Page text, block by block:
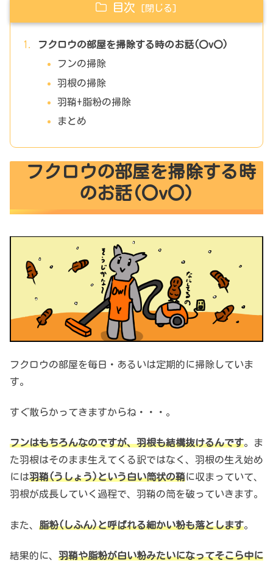
目次
フクロウの部屋を掃除する時のお話(〇v〇)
フンの掃除
羽根の掃除
羽鞘+脂粉の掃除
まとめ
フクロウの部屋を掃除する時
のお話(〇v〇)
フクロウの部屋を毎日・あるいは定期的に掃除していま
す。
すぐ散らかってきますからね・・・。
フンはもちろんなのですが、羽根も結構抜けるんです。ま
た羽根はそのまま生えてくる訳ではなく、羽根の生え始め
には羽鞘(うしょう)という白い筒状の鞘に収まっていて、
羽根が成長していく過程で、羽鞘の筒を破っていきます。
また、 脂粉(しふん)と呼ばれる細かい粉も落とします。
結果的に、 羽鞘や脂粉が白い粉みたいになってそこら中に